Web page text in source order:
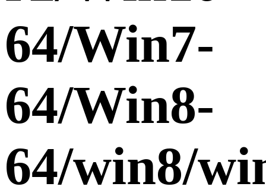
64/Win7-
64/Win8-
64/win8/